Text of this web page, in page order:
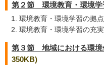
第２節 環境教育・環境学
環境教育・環境学習の拠
環境教育・環境学習の充実
第３節 地域における環境
350KB)